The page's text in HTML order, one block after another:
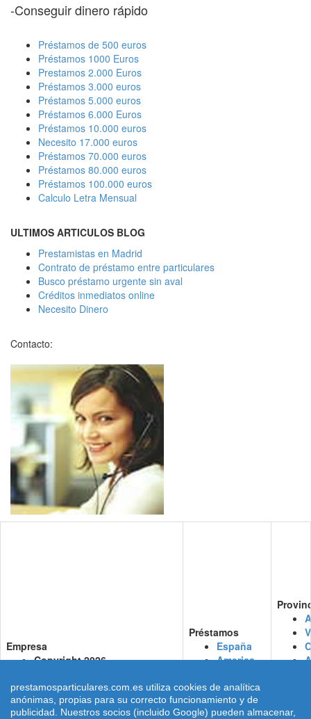
-Conseguir dinero rápido
Préstamos de 500 euros
Préstamos 1000 Euros
Prestamos 2.000 Euros
Préstamos 3.000 euros
Préstamos 5.000 euros
Préstamos 6.000 Euros
Préstamos 10.000 euros
Necesito 17.000 euros
Préstamos 70.000 euros
Préstamos 80.000 euros
Préstamos 100.000 euros
Calculo Letra Mensual
ULTIMOS ARTICULOS BLOG
Prestamistas en Madrid
Contrato de préstamo entre particulares
Busco préstamo urgente sin aval
Créditos inmediatos online
Necesito Dinero
Contacto:
Empresa
Copyright 2026
Dimarinternet S.L.
NIF.: B47712542
Aviso legal
Préstamos
España
America
Almería
Cádiz
Córdoba
A
prestamosparticulares.com.es utiliza cookies de analítica
anónimas, propias para su correcto funcionamiento y de
publicidad. Nuestros socios (incluido Google) pueden almacenar,